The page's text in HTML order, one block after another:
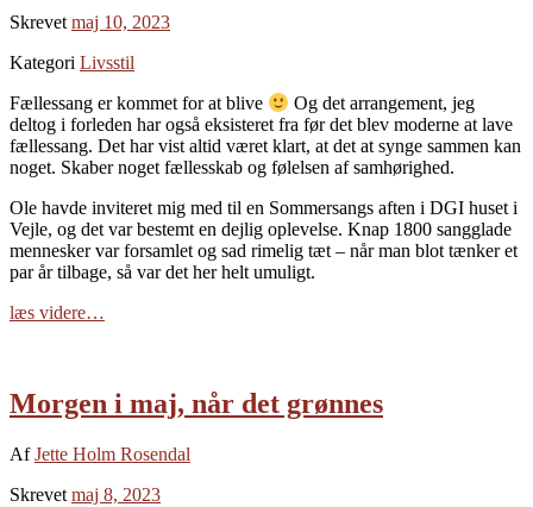
Skrevet maj 10, 2023
Kategori Livsstil
Fællessang er kommet for at blive
Og det arrangement, jeg
deltog i forleden har også eksisteret fra før det blev moderne at lave
fællessang. Det har vist altid været klart, at det at synge sammen kan
noget. Skaber noget fællesskab og følelsen af samhørighed.
Ole havde inviteret mig med til en Sommersangs aften i DGI huset i
Vejle, og det var bestemt en dejlig oplevelse. Knap 1800 sangglade
mennesker var forsamlet og sad rimelig tæt – når man blot tænker et
par år tilbage, så var det her helt umuligt.
læs videre…
Morgen i maj, når det grønnes
AfJette Holm Rosendal
Skrevet maj 8, 2023